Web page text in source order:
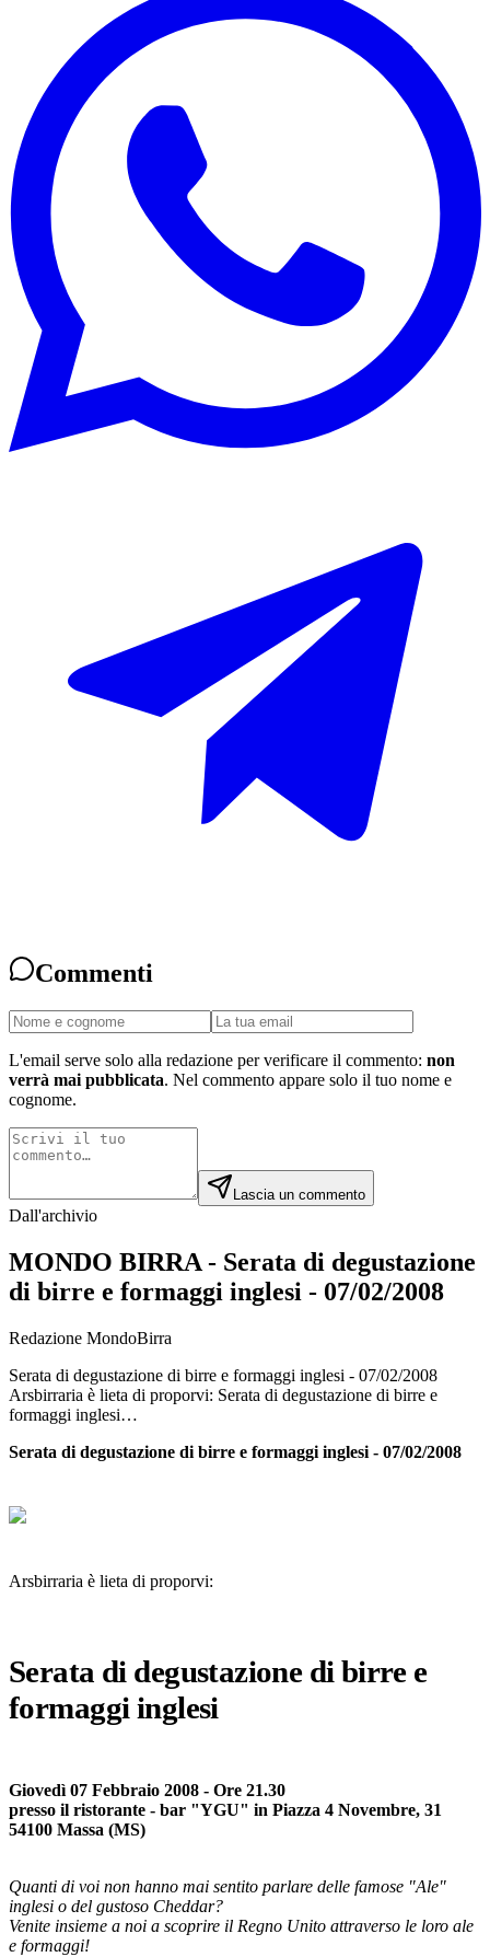
Commenti
L'email serve solo alla redazione per verificare il commento: non
verrà mai pubblicata. Nel commento appare solo il tuo nome e
cognome.
Lascia un commento
Dall'archivio
MONDO BIRRA - Serata di degustazione
di birre e formaggi inglesi - 07/02/2008
Redazione MondoBirra
Serata di degustazione di birre e formaggi inglesi - 07/02/2008
Arsbirraria è lieta di proporvi: Serata di degustazione di birre e
formaggi inglesi…
Serata di degustazione di birre e formaggi inglesi - 07/02/2008
Arsbirraria è lieta di proporvi:
Serata di degustazione di birre e
formaggi inglesi
Giovedì 07 Febbraio 2008 - Ore 21.30
presso il ristorante - bar "YGU" in Piazza 4 Novembre, 31
54100 Massa (MS)
Quanti di voi non hanno mai sentito parlare delle famose "Ale"
inglesi o del gustoso Cheddar?
Venite insieme a noi a scoprire il Regno Unito attraverso le loro ale
e formaggi!